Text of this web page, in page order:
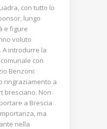
con tutto lo
lungo
e figure
voluto
A introdurre la
con
Benzoni:
ringraziamento a
bresciano. Non
a Brescia
ma
nella